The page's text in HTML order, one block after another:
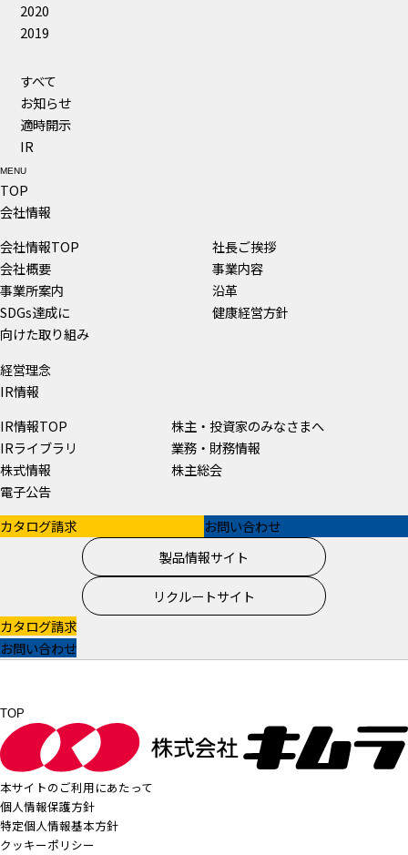
2020
2019
すべて
お知らせ
適時開示
IR
MENU
TOP
会社情報
会社情報TOP
社長ご挨拶
会社概要
事業内容
事業所案内
沿革
SDGs達成に
向けた取り組み
健康経営方針
経営理念
IR情報
IR情報TOP
株主・投資家のみなさまへ
IRライブラリ
業務・財務情報
株式情報
株主総会
電子公告
カタログ請求
お問い合わせ
製品情報サイト
リクルートサイト
カタログ請求
お問い合わせ
TOP
本サイトのご利用にあたって
個人情報保護方針
特定個人情報基本方針
クッキーポリシー